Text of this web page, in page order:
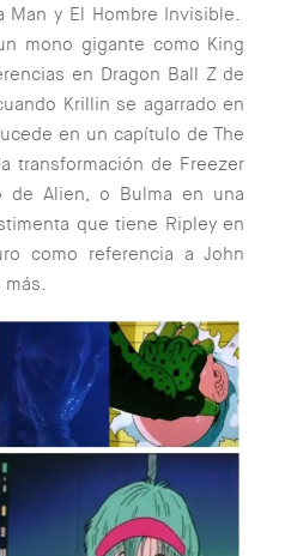
Man y El Hombre Invisible.
mono gigante como King
en Dragon Ball Z de
Krillin se agarrado en
en un capítulo de The
transformación de Freezer
de Alien, o Bulma en una
que tiene Ripley en
como referencia a John
más.